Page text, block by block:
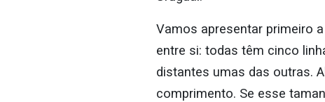
Vamos apresentar primeiro
entre si: todas têm cinco
distantes umas das outras.
comprimento. Se esse